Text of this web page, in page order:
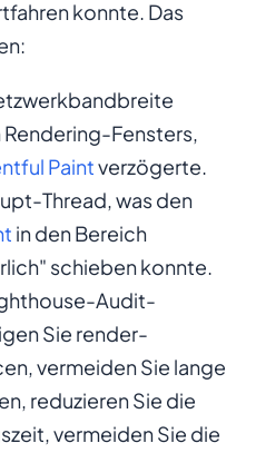
konnte. Das
Fensters,
Paintverzögerte.
Thread, was den
in den Bereich
schieben konnte.
Audit-
Sie render-
vermeiden Sie lange
reduzieren Sie die
vermeiden Sie die